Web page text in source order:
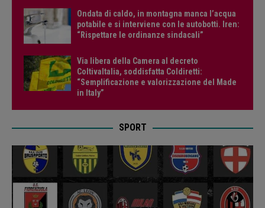
Ondata di caldo, in montagna manca l’acqua
potabile e si interviene con le autobotti. Iren:
“Rispettare le ordinanze sindacali”
Via libera della Camera al decreto
ColtivaItalia, soddisfatta Coldiretti:
“Semplificazione e valorizzazione del Made
in Italy”
SPORT